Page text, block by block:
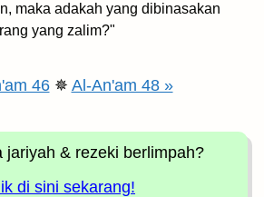
maka adakah yang dibinasakan
yang zalim?"
46✵ Al-An'am 48 »
jariyah & rezeki berlimpah?
di sini sekarang!